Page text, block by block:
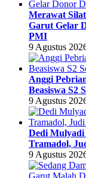
Merawat
Garut Gelar
PMI
9 Agustus
Anggi
Beasiswa S2
9 Agustus
Dedi
Tramadol,
9 Agustus